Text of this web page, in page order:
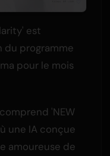
est
du programme
pour le mois
'NEW
une IA conçue
amoureuse de